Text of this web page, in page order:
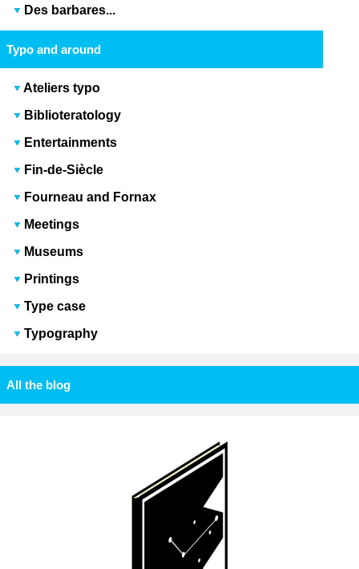
Des barbares...
Typo and around
Ateliers typo
Biblioteratology
Entertainments
Fin-de-Siècle
Fourneau and Fornax
Meetings
Museums
Printings
Type case
Typography
All the blog